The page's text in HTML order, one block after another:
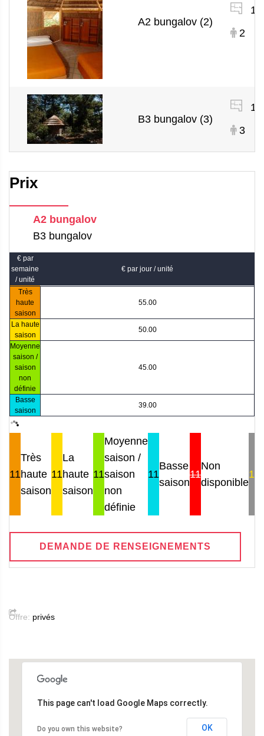
A2 bungalov (2)
2
B3 bungalov (3)
3
Prix
A2 bungalov
B3 bungalov
€ par
semaine
/ unité
€ par jour / unité
Très
haute
saison
55.00
La haute
saison
50.00
Moyenne
saison /
saison
non
définie
45.00
Basse
saison
39.00
11
Très
haute
saison
11
La
haute
saison
11
Moyenne
saison /
saison
non
définie
11
Basse
saison
11
Non
disponible
11
DEMANDE DE RENSEIGNEMENTS
Offre: privés
This page can't load Google Maps correctly.
Do you own this website? OK